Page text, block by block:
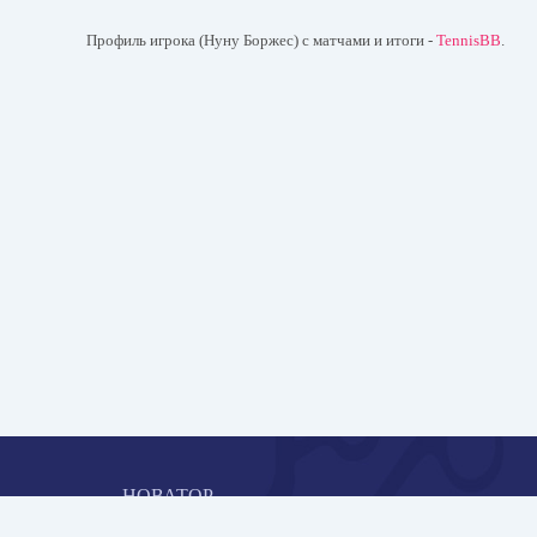
Профиль игрока (Нуну Боржес) с матчами и итоги - TennisBB.
НОВАТОР